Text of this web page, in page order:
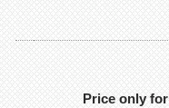
Price only for